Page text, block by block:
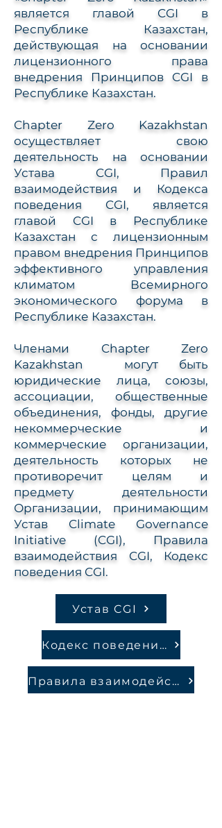
является главой CGI в
Республике Казахстан,
действующая на основании
лицензионного права
внедрения Принципов CGI в
Республике Казахстан.
Chapter Zero Kazakhstan
осуществляет свою
деятельность на основании
Устава CGI, Правил
взаимодействия и Кодекса
поведения CGI, является
главой CGI в Республике
Казахстан с лицензионным
правом внедрения Принципов
эффективного управления
климатом Всемирного
экономического форума в
Республике Казахстан.
Членами Chapter Zero
Kazakhstan могут быть
юридические лица, союзы,
ассоциации, общественные
объединения, фонды, другие
некоммерческие и
коммерческие организации,
деятельность которых не
противоречит целям и
предмету деятельности
Организации, принимающим
Устав Climate Governance
Initiative (CGI), Правила
взаимодействия CGI, Кодекс
поведения CGI.
Устав CGI
Кодекс поведения CGI
Правила взаимодействия CGI